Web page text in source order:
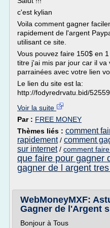
c'est kylian
Voila comment gagner
rapidement de l'argent
utilisant ce site.
Vous pouvez faire 150$ en
titre j'ai mis par jour car il
parrainées avec votre lien
Le lien du site est la:
http://fodyredrvatu.bid/
Voir la suite
Par : FREE MONEY
Thèmes liés : comment
rapidement/ comment
sur internet/ comment
que faire pour gagner
gagner de l argent
WebMoneyMXF:
Gagner de l'Argent
Bonjour à Tous